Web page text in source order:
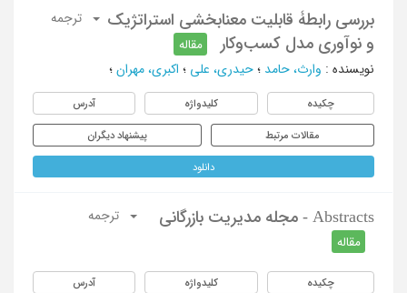
بررسی رابطۀ‌ قابلیت معنابخشی استراتژیک
و نوآوری مدل کسب‌وکار
مقاله
ترجمه
نویسنده : وارث، حامد ؛ حیدری، علی ؛ اکبری، مهران ؛
چکیده کلیدواژه آدرس
مقالات مرتبط پیشنهاد دیگران
دانلود
Abstracts - مجله مدیریت بازرگانی
مقاله
ترجمه
چکیده کلیدواژه آدرس